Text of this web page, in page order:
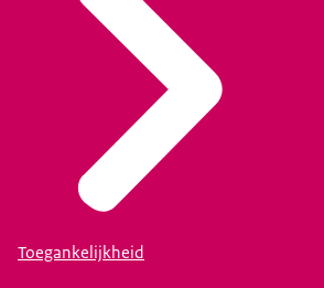
Toegankelijkheid